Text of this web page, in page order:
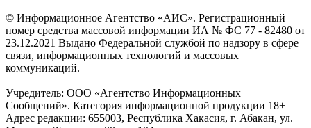
© Информационное Агентство «АИС». Регистрационный
номер средства массовой информации ИА № ФС 77 - 82480 от
23.12.2021 Выдано Федеральной службой по надзору в сфере
связи, информационных технологий и массовых
коммуникаций.
Учредитель: ООО «Агентство Информационных
Сообщений». Категория информационной продукции 18+
Адрес редакции: 655003, Республика Хакасия, г. Абакан, ул.